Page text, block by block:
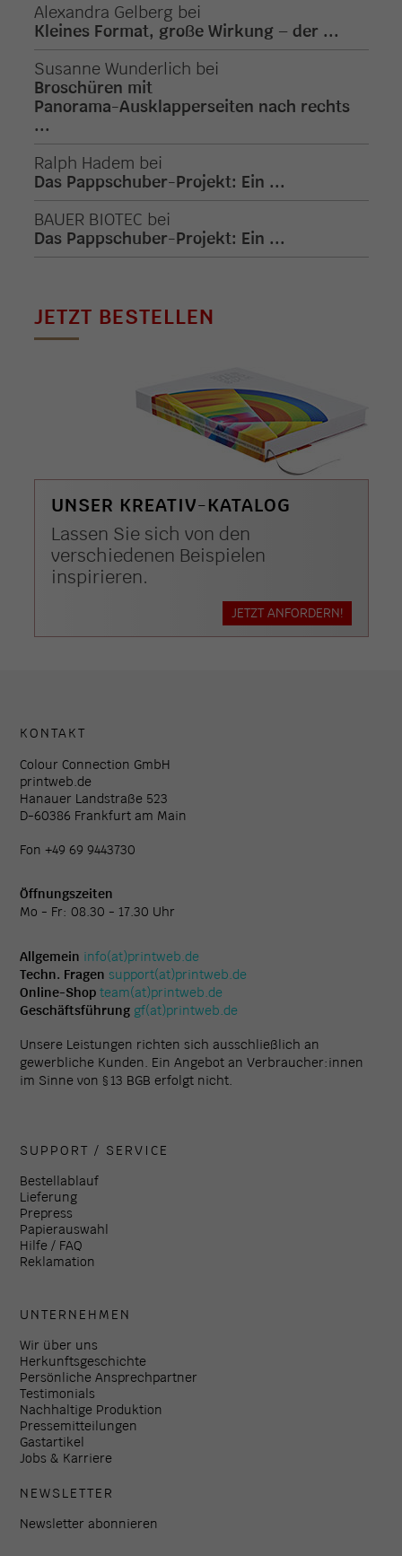
Alexandra Gelberg bei
Kleines Format, große Wirkung – der ...
Susanne Wunderlich bei
Broschüren mit
Panorama-Ausklapperseiten nach rechts
...
Ralph Hadem bei
Das Pappschuber-Projekt: Ein ...
BAUER BIOTEC bei
Das Pappschuber-Projekt: Ein ...
JETZT BESTELLEN
UNSER KREATIV-KATALOG
Lassen Sie sich von den
verschiedenen Beispielen
inspirieren.
JETZT ANFORDERN!
KONTAKT
Colour Connection GmbH
printweb.de
Hanauer Landstraße 523
D-60386 Frankfurt am Main
Fon +49 69 9443730
Öffnungszeiten
Mo - Fr: 08.30 - 17.30 Uhr
Allgemein info(at)printweb.de
Techn. Fragen support(at)printweb.de
Online-Shop team(at)printweb.de
Geschäftsführung gf(at)printweb.de
Unsere Leistungen richten sich ausschließlich an
gewerbliche Kunden. Ein Angebot an Verbraucher:innen
im Sinne von § 13 BGB erfolgt nicht.
SUPPORT / SERVICE
Bestellablauf
Lieferung
Prepress
Papierauswahl
Hilfe / FAQ
Reklamation
UNTERNEHMEN
Wir über uns
Herkunftsgeschichte
Persönliche Ansprechpartner
Testimonials
Nachhaltige Produktion
Pressemitteilungen
Gastartikel
Jobs & Karriere
NEWSLETTER
Newsletter abonnieren